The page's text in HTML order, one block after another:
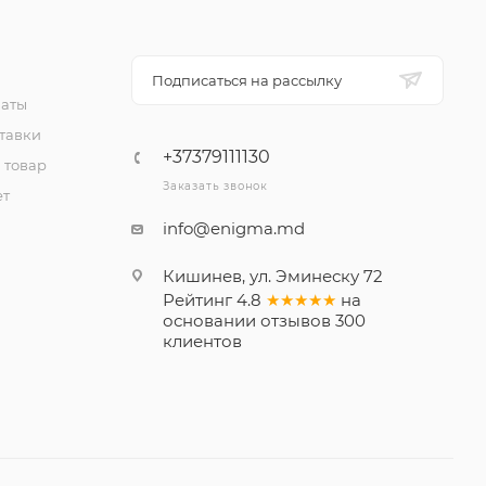
Подписаться на рассылку
+37379111130
Заказать звонок
info@enigma.md
Кишинев, ул. Эминеску 72
Рейтинг 4.8 ★★★★★ на
основании отзывов 300
клиентов